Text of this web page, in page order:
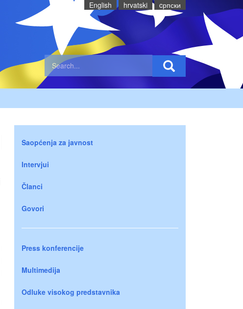
English hrvatski cрпски
Saopćenja za javnost
Intervjui
Članci
Govori
Press konferencije
Multimedija
Odluke visokog predstavnika